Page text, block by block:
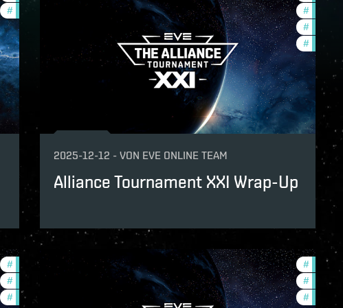
#community
#ccptv
#pvp
#
2025-12-12 - VON EVE ONLINE TEAM
Alliance Tournament XXI Wrap-Up
#community
#tournaments
#pvp
#pvp
#
#